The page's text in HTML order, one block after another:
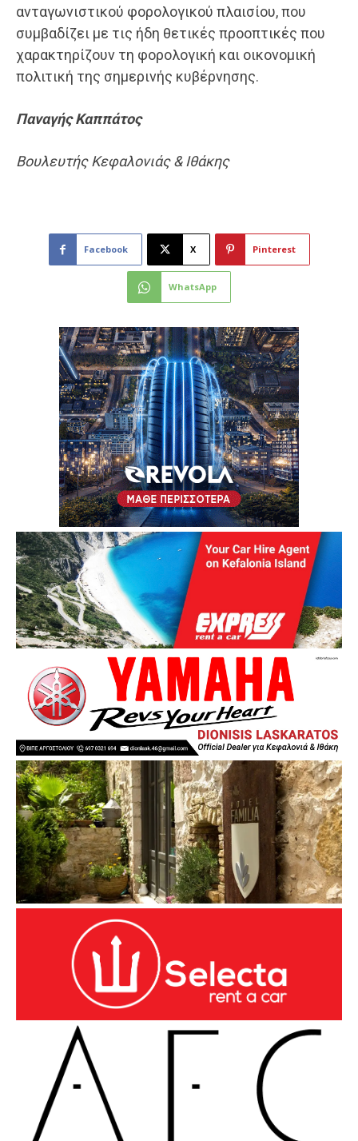
ανταγωνιστικού φορολογικού πλαισίου, που
συμβαδίζει με τις ήδη θετικές προοπτικές που
χαρακτηρίζουν τη φορολογική και οικονομική
πολιτική της σημερινής κυβέρνησης.
ΠαναγήςΚαππάτος
Βουλευτής Κεφαλονιάς & Ιθάκης
Facebook X Pinterest
WhatsApp